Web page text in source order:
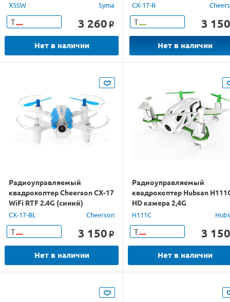
HeadFree 2.4G RTF
X5SW Syma
Т 3 260 o
Нет в наличии
CX-17-R
Т 3 150
Нет в наличии
Радиоуправляемый
квадрокоптер Cheerson CX-17
WiFi RTF 2.4G (синий)
CX-17-BL Cheerson
Т 3 150 o
Нет в наличии
Радиоуправляемый
квадрокоптер Hubsan
HD камера 2,4G
H111C
Т 3 150
Нет в наличии